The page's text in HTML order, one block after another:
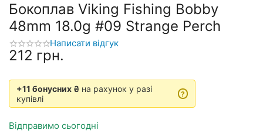
Бокоплав Viking Fishing Bobby
48mm 18.0g #09 Strange Perch
Написати відгук
‍212‍ грн.
+11 бонусних ₴ на рахунок у разі
купівлі
?
Відправимо сьогодні